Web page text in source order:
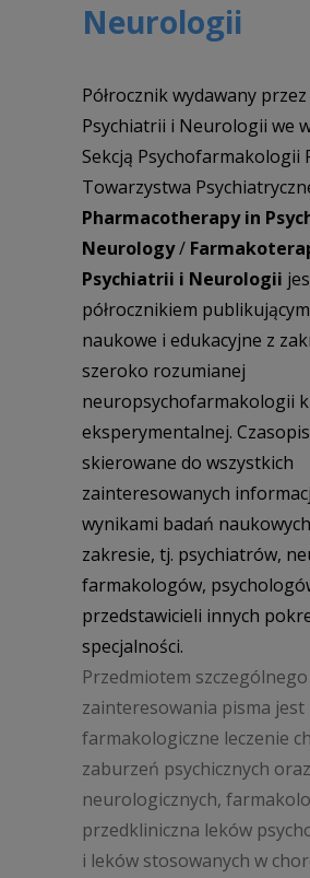
Neurologii
Półrocznik wydawany
Psychiatrii i Neurologii we
Sekcją Psychofarmakologii
Towarzystwa
Pharmacotherapy in
Neurology/
Psychiatrii i Neurologii
półrocznikiem
naukowe i edukacyjne z
szeroko rozumianej
neuropsychofarmakologii
eksperymentalnej.
skierowane do wszystkich
zainteresowanych
wynikami badań
zakresie, tj. psychiatrów,
farmakologów,
przedstawicieli innych
specjalności.
Przedmiotem szczególnego
zainteresowania pisma jest
farmakologiczne leczenie
zaburzeń psychicznych oraz
neurologicznych,
przedkliniczna leków
i leków stosowanych w